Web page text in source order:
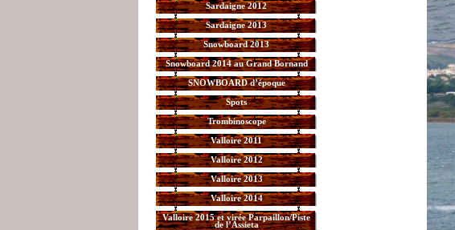
Sardaigne 2012
Sardaigne 2013
Snowboard 2013
Snowboard 2014 au Grand Bornand
SNOWBOARD d’époque
Spots
Trombinoscope
Valloire 2011
Valloire 2012
Valloire 2013
Valloire 2014
Valloire 2015 et virée Parpaillon/Piste
de l’Assieta